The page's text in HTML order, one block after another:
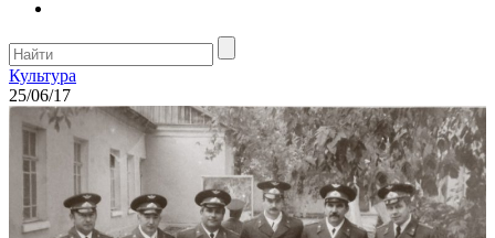
Культура
25/06/17